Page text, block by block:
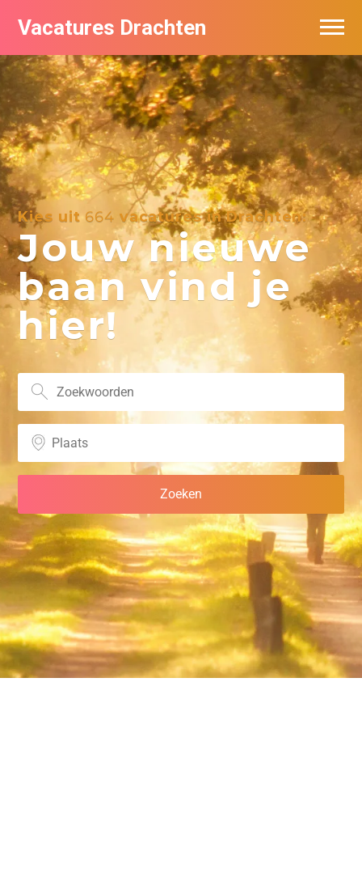
Vacatures Drachten
Kies uit664 vacatures in Drachten:
Jouw nieuwe
baan vind je
hier!
Vacatures per bedrijf in Drachten
De populairste vacatures in Drachten
Nieuwsbrief feed